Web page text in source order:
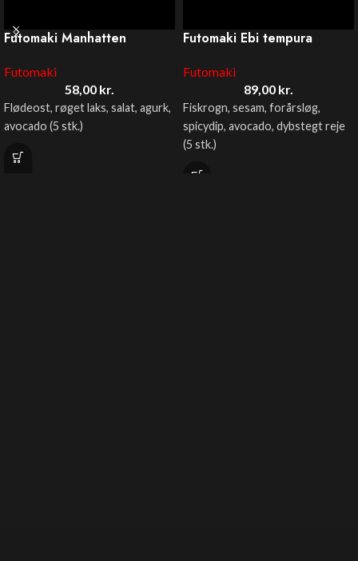
Futomaki Manhatten
Futomaki
58,00 kr.
Flødeost, røget laks, salat, agurk,
avocado (5 stk.)
Futomaki Ebi tempura
Futomaki
89,00 kr.
Fiskrogn, sesam, forårsløg,
spicydip, avocado, dybstegt reje
(5 stk.)